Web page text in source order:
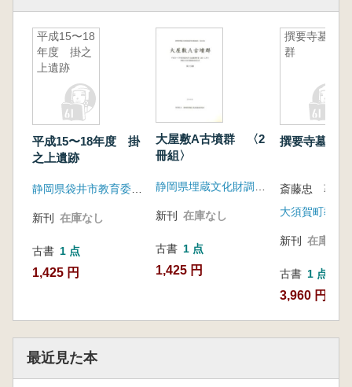
平成15〜18
年度 掛之
上遺跡
平成15〜18年度 掛
之上遺跡
新刊 在庫なし
古書 1 点
1,425 円
大屋敷A古墳群 〈2
冊組〉
新刊 在庫なし
古書 1 点
1,425 円
撰要寺墓塔
群
撰要寺墓塔群
斎藤忠 著
大須賀町教育
新刊 在庫なし
古書 1 点
3,960 円
最近見た本